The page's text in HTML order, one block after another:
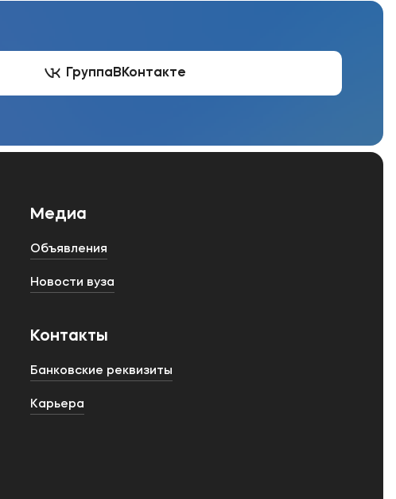
Группа ВКонтакте
Медиа
Объявления
Новости вуза
Контакты
Банковские реквизиты
Карьера